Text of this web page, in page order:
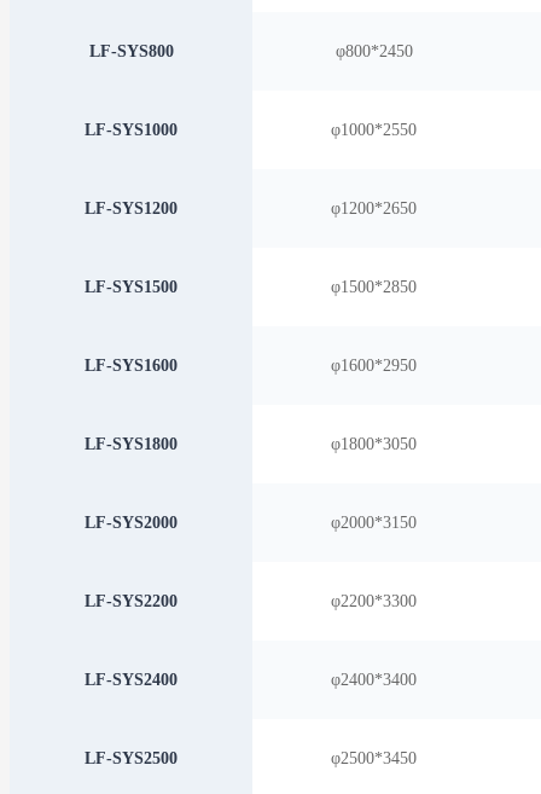
LF-SYS800 φ800*2450
LF-SYS1000 φ1000*2550
LF-SYS1200 φ1200*2650
LF-SYS1500 φ1500*2850
LF-SYS1600 φ1600*2950
LF-SYS1800 φ1800*3050
LF-SYS2000 φ2000*3150
LF-SYS2200 φ2200*3300
LF-SYS2400 φ2400*3400
LF-SYS2500 φ2500*3450